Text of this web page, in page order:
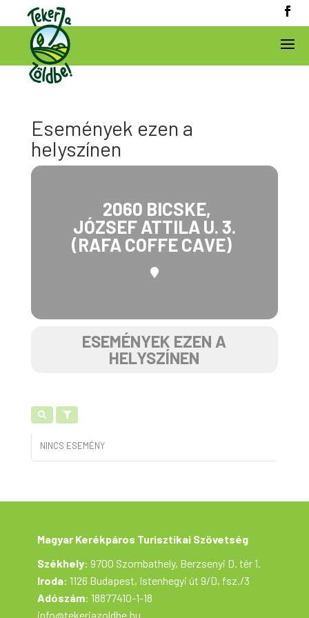
Események ezen a
helyszínen
2060 BICSKE,
JÓZSEF ATTILA U. 3.
(RAFA COFFE CAVE)
ESEMÉNYEK EZEN A
HELYSZÍNEN
NINCS ESEMÉNY
Magyar Kerékpáros Turisztikai Szövetség
Székhely: 9700 Szombathely, Berzsenyi D. tér 1.
Iroda: 1126 Budapest, Istenhegyi út 9/D, fsz./3
Adószám: 18877410-1-18
info@tekerjazoldbe.hu